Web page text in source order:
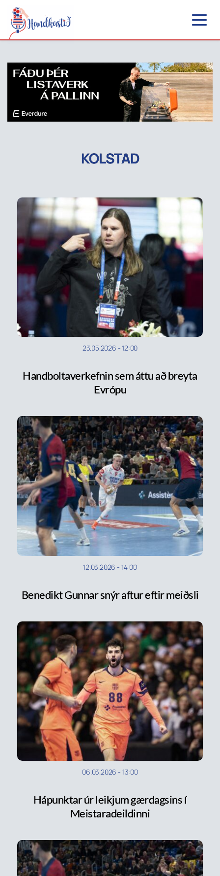
KOLSTAD
23.05.2026 -12:00
Handboltaverkefnin sem áttu að breyta
Evrópu
12.03.2026 - 14:00
Benedikt Gunnar snýr aftur eftir meiðsli
06.03.2026 - 13:00
Hápunktar úr leikjum gærdagsins í
Meistaradeildinni